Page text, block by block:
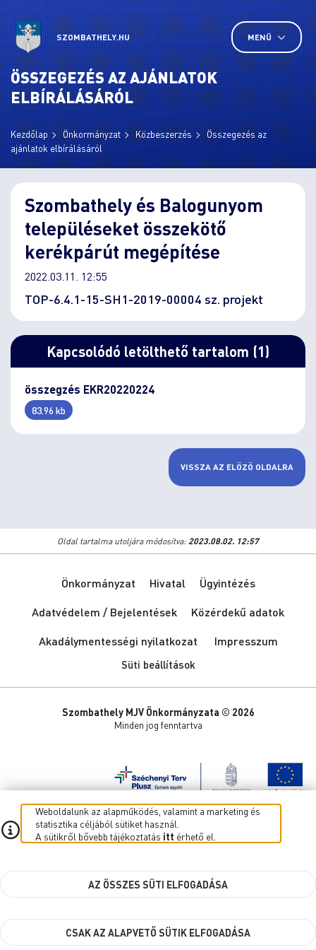
SZOMBATHELY.HU MENÜ
ÖSSZEGEZÉS AZ AJÁNLATOK
ELBÍRÁLÁSÁRÓL
Kezdőlap Önkormányzat Közbeszerzés
Összegezés az
ajánlatok elbírálásáról
Szombathely és Balogunyom
településeket összekötő
kerékpárút megépítése
2022.03.11. 12:55
TOP-6.4.1-15-SH1-2019-00004 sz. projekt
Kapcsolódó letölthető tartalom (1)
összegzés EKR20220224
83.96 kb
VISSZA AZ ELŐZŐ OLDALRA
Oldal tartalma utoljára módosítva: 2023.08.02. 12:57
Önkormányzat Hivatal
Ügyintézés
Adatvédelem / Bejelentések
Közérdekű adatok
Akadálymentességi nyilatkozat
Impresszum
Süti beállítások
Szombathely MJV Önkormányzata © 2026
Minden jog fenntartva
Weboldalunk az alapműködés, valamint a marketing és
statisztika céljából sütiket használ.
A sütikről bővebb tájékoztatás itt érhető el.
AZ ÖSSZES SÜTI ELFOGADÁSA
CSAK AZ ALAPVETŐ SÜTIK ELFOGADÁSA